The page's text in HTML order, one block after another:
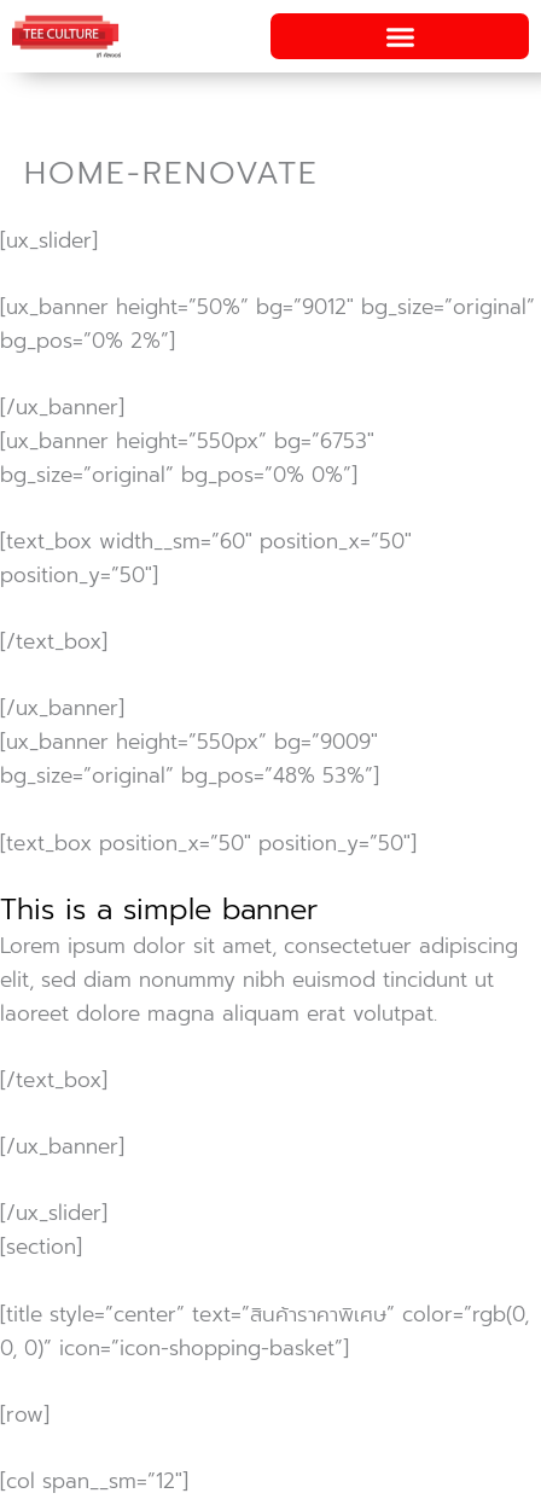
Skip
to
content
HOME-RENOVATE
[ux_slider]
[ux_banner height=”50%” bg=”9012″ bg_size=”original”
bg_pos=”0% 2%”]
[/ux_banner]
[ux_banner height=”550px” bg=”6753″
bg_size=”original” bg_pos=”0% 0%”]
[text_box width__sm=”60″ position_x=”50″
position_y=”50″]
[/text_box]
[/ux_banner]
[ux_banner height=”550px” bg=”9009″
bg_size=”original” bg_pos=”48% 53%”]
[text_box position_x=”50″ position_y=”50″]
This is a simple banner
Lorem ipsum dolor sit amet, consectetuer adipiscing
elit, sed diam nonummy nibh euismod tincidunt ut
laoreet dolore magna aliquam erat volutpat.
[/text_box]
[/ux_banner]
[/ux_slider]
[section]
[title style=”center” text=”สินค้าราคาพิเศษ” color=”rgb(0,
0, 0)” icon=”icon-shopping-basket”]
[row]
[col span__sm=”12″]